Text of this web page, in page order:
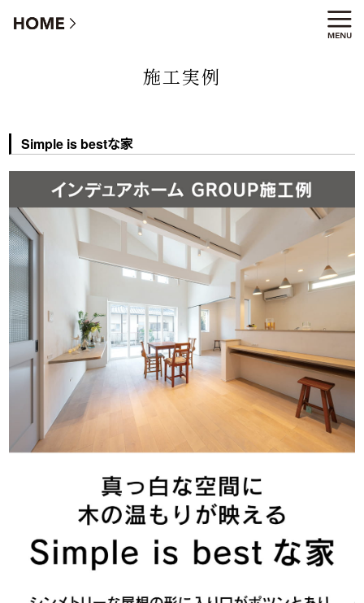
Simple is bestな家
施工実例
Simple is bestな家